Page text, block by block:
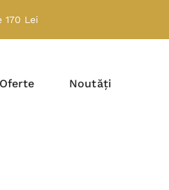
Lei
Oferte Noutăți